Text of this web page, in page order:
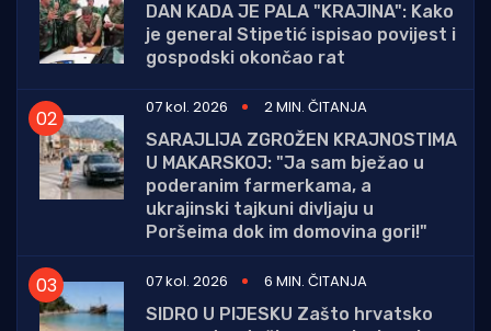
DAN KADA JE PALA "KRAJINA": Kako
je general Stipetić ispisao povijest i
gospodski okončao rat
07 kol. 2026
2 MIN. ČITANJA
SARAJLIJA ZGROŽEN KRAJNOSTIMA
U MAKARSKOJ: "Ja sam bježao u
poderanim farmerkama, a
ukrajinski tajkuni divljaju u
Poršeima dok im domovina gori!"
07 kol. 2026
6 MIN. ČITANJA
SIDRO U PIJESKU Zašto hrvatsko